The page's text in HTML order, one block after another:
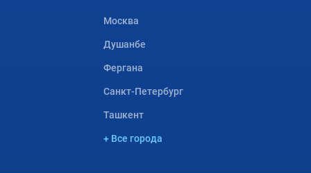
Москва
Душанбе
Фергана
Санкт-Петербург
Ташкент
+ Все города